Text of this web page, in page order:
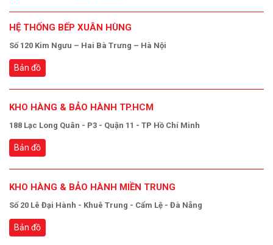
HỆ THỐNG BẾP XUÂN HÙNG
Số 120 Kim Ngưu – Hai Bà Trưng – Hà Nội
Bản đồ
KHO HÀNG & BẢO HÀNH TP.HCM
188 Lạc Long Quân - P3 - Quận 11 - TP Hồ Chí Minh
Bản đồ
KHO HÀNG & BẢO HÀNH MIỀN TRUNG
Số 20 Lê Đại Hành - Khuê Trung - Cẩm Lệ - Đà Nẵng
Bản đồ